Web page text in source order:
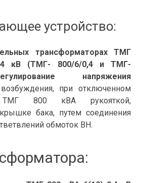
устройство:
трансформаторах ТМГ
кВ (ТМГ- 800/6/0,4 и ТМГ-
напряжения
при отключенном
ТМГ 800 кВА рукояткой,
бака, путем соединения
обмоток ВН.